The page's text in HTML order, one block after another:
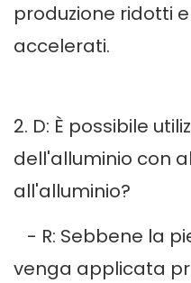
produzione ridotti
accelerati.
2. D: È possibile
dell'alluminio con
all'alluminio?
- R: Sebbene la
venga applicata